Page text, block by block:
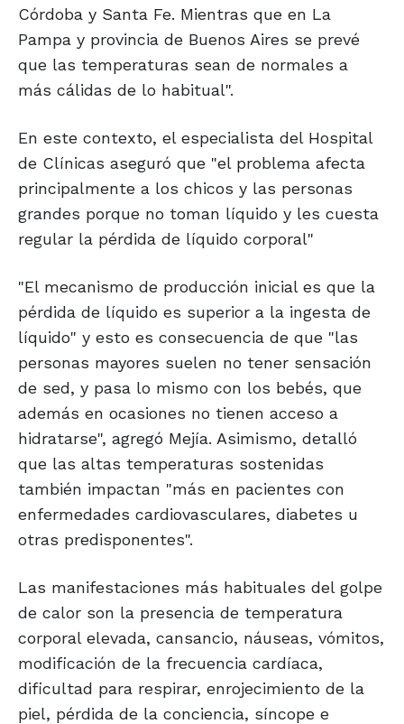
Córdoba y Santa Fe. Mientras que en La
Pampa y provincia de Buenos Aires se prevé
que las temperaturas sean de normales a
más cálidas de lo habitual".
En este contexto, el especialista del Hospital
de Clínicas aseguró que "el problema afecta
principalmente a los chicos y las personas
grandes porque no toman líquido y les cuesta
regular la pérdida de líquido corporal"
"El mecanismo de producción inicial es que la
pérdida de líquido es superior a la ingesta de
líquido" y esto es consecuencia de que "las
personas mayores suelen no tener sensación
de sed, y pasa lo mismo con los bebés, que
además en ocasiones no tienen acceso a
hidratarse", agregó Mejía. Asimismo, detalló
que las altas temperaturas sostenidas
también impactan "más en pacientes con
enfermedades cardiovasculares, diabetes u
otras predisponentes".
Las manifestaciones más habituales del golpe
de calor son la presencia de temperatura
corporal elevada, cansancio, náuseas, vómitos,
modificación de la frecuencia cardíaca,
dificultad para respirar, enrojecimiento de la
piel, pérdida de la conciencia, síncope e